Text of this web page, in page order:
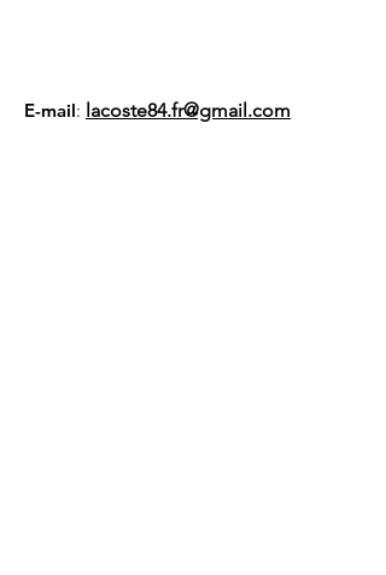
E-mail: lacoste84.fr@gmail.com